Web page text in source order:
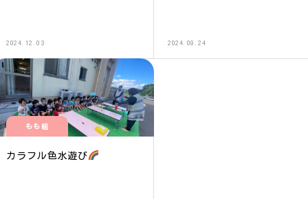
2024.12.03 2024.09.24
もも組
カラフル色水遊び